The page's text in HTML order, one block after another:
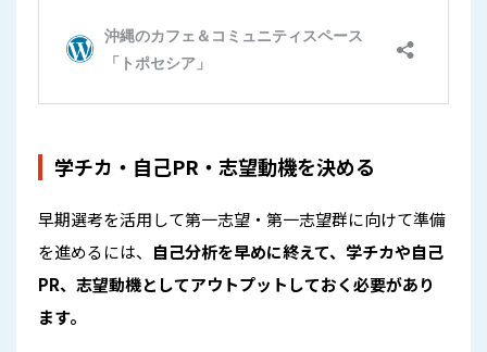
学チカ・自己PR・志望動機を決める
早期選考を活用して第一志望・第一志望群に向けて準備
を進めるには、 自己分析を早めに終えて、学チカや自己
PR、志望動機としてアウトプットしておく必要があり
ます。